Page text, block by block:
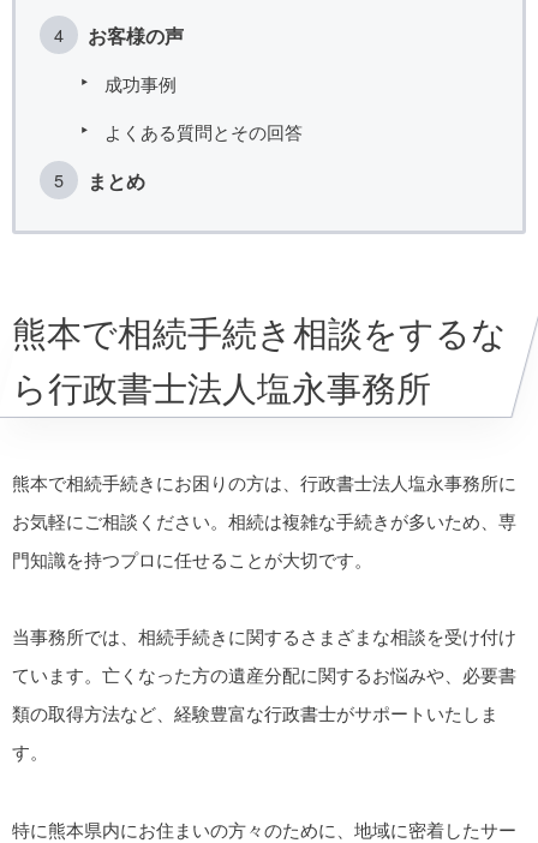
お客様の声
成功事例
よくある質問とその回答
まとめ
熊本で相続手続き相談をするな
ら行政書士法人塩永事務所
熊本で相続手続きにお困りの方は、行政書士法人塩永事務所に
お気軽にご相談ください。相続は複雑な手続きが多いため、専
門知識を持つプロに任せることが大切です。
当事務所では、相続手続きに関するさまざまな相談を受け付け
ています。亡くなった方の遺産分配に関するお悩みや、必要書
類の取得方法など、経験豊富な行政書士がサポートいたしま
す。
特に熊本県内にお住まいの方々のために、地域に密着したサー